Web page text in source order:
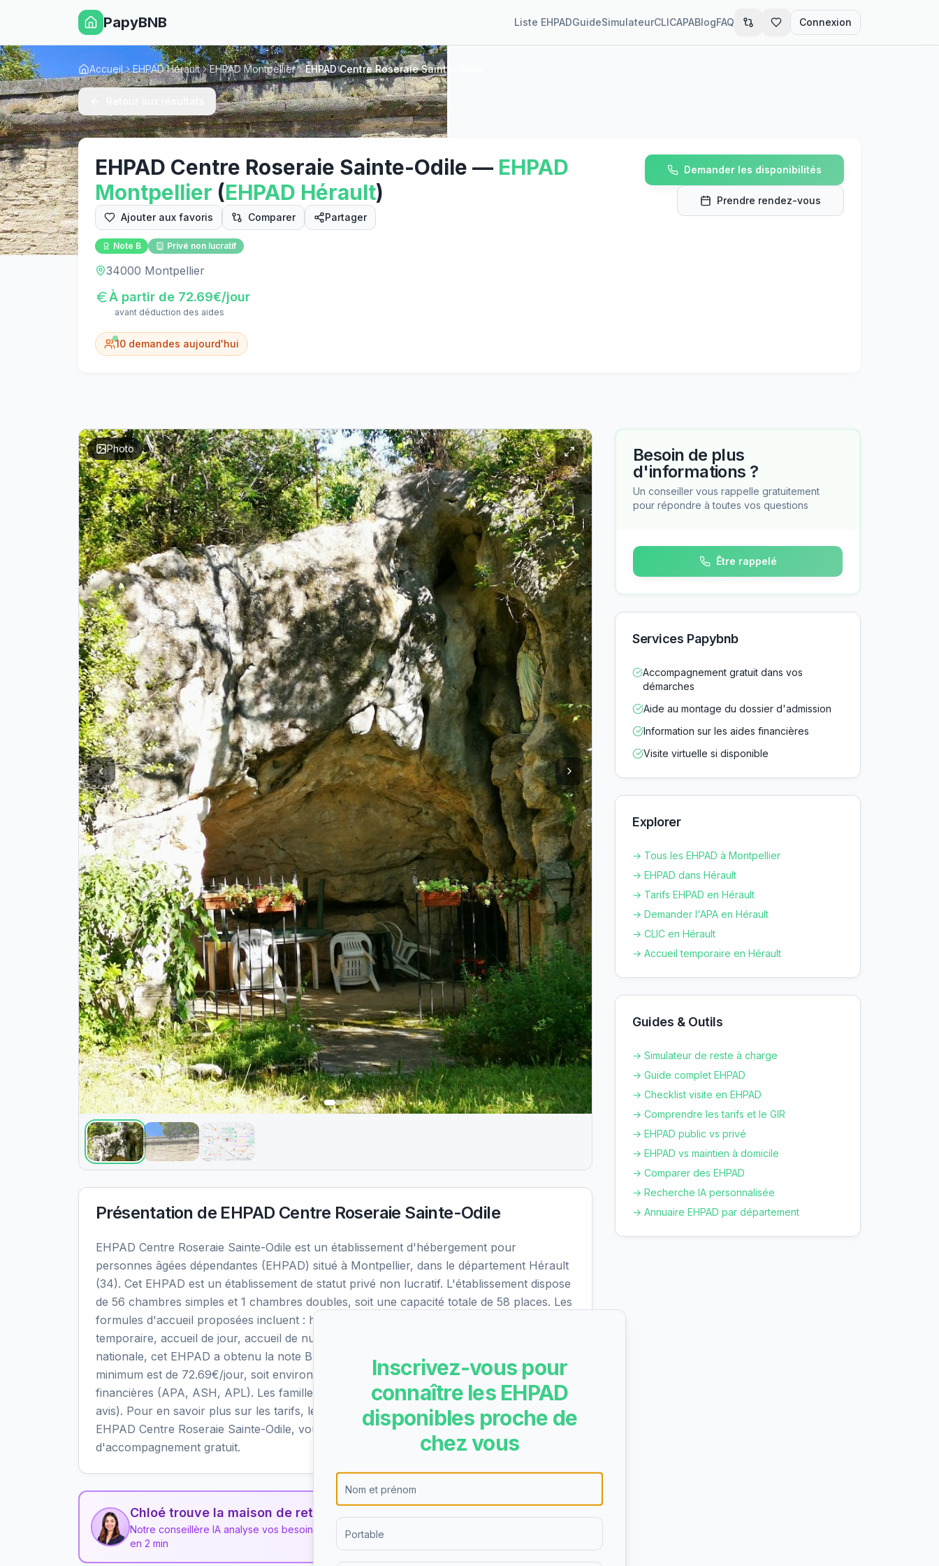
PapyBNB Liste EHPADGuideSimulateurCLICAPABlogFAQ Connexion
Accueil EHPAD Hérault EHPAD Montpellier EHPAD Centre Roseraie Sainte-Odile
EHPAD Centre Roseraie Sainte-Odile — EHPAD
Montpellier (EHPAD Hérault)
Ajouter aux favoris Comparer Partager
Note B Privé non lucratif
34000 Montpellier
À partir de 72.69€/jour
avant déduction des aides
10 demandes aujourd'hui
Demander les disponibilités
Prendre rendez-vous
Photo
Présentation de EHPAD Centre Roseraie Sainte-Odile
EHPAD Centre Roseraie Sainte-Odile est un établissement d'hébergement pour
personnes âgées dépendantes (EHPAD) situé à Montpellier, dans le département Hérault
(34). Cet EHPAD est un établissement de statut privé non lucratif. L'établissement dispose
de 56 chambres simples et 1 chambres doubles, soit une capacité totale de 58 places. Les
formules d'accueil proposées incluent : hébergement permanent, hébergement
temporaire, accueil de jour, accueil de nuit. Lors de la dernière évaluation qualité
nationale, cet EHPAD a obtenu la note B avec 11 critères atteints sur 18. Le tarif journalier
minimum est de 72.69€/jour, soit environ 2217€ par mois avant déduction des aides
financières (APA, ASH, APL). Les familles lui attribuent une note de 3.7/5 sur Google (6
avis). Pour en savoir plus sur les tarifs, les disponibilités et les conditions d'admission de
EHPAD Centre Roseraie Sainte-Odile, vous pouvez utiliser notre service
d'accompagnement gratuit.
Chloé trouve la maison de retraite idéale pour vous
Notre conseillère IA analyse vos besoins et vous recommande les 3 meilleurs établissements
en 2 min
Besoin de plus
d'informations ?
Un conseiller vous rappelle gratuitement
pour répondre à toutes vos questions
Être rappelé
Services Papybnb
Accompagnement gratuit dans vos
démarches
Aide au montage du dossier d'admission
Information sur les aides financières
Visite virtuelle si disponible
Explorer
→ Tous les EHPAD à Montpellier
→ EHPAD dans Hérault
→ Tarifs EHPAD en Hérault
→ Demander l'APA en Hérault
→ CLIC en Hérault
→ Accueil temporaire en Hérault
Guides & Outils
→ Simulateur de reste à charge
→ Guide complet EHPAD
→ Checklist visite en EHPAD
→ Comprendre les tarifs et le GIR
→ EHPAD public vs privé
→ EHPAD vs maintien à domicile
→ Comparer des EHPAD
→ Recherche IA personnalisée
→ Annuaire EHPAD par département
Inscrivez-vous pour
connaître les EHPAD
disponibles proche de
chez vous